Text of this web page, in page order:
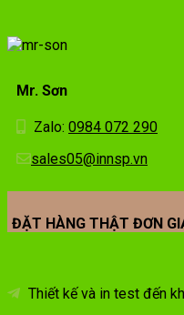
Mr. Sơn
Zalo: 0984 072 290
sales05@innsp.vn
ĐẶT HÀNG THẬT ĐƠN
Thiết kế và in test đến